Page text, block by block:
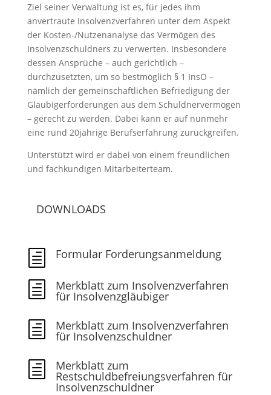
Ziel seiner Verwaltung ist es, für jedes ihm
anvertraute Insolvenzverfahren unter dem Aspekt
der Kosten-/Nutzenanalyse das Vermögen des
Insolvenzschuldners zu verwerten. Insbesondere
dessen Ansprüche – auch gerichtlich –
durchzusetzten, um so bestmöglich § 1 InsO –
nämlich der gemeinschaftlichen Befriedigung der
Gläubigerforderungen aus dem Schuldnervermögen
– gerecht zu werden. Dabei kann er auf nunmehr
eine rund 20jährige Berufserfahrung zurückgreifen.
Unterstützt wird er dabei von einem freundlichen
und fachkundigen Mitarbeiterteam.
DOWNLOADS
h Formular Forderungsanmeldung
h Merkblatt zum Insolvenzverfahren
für Insolvenzgläubiger
h Merkblatt zum Insolvenzverfahren
für Insolvenzschuldner
h Merkblatt zum
Restschuldbefreiungsverfahren für
Insolvenzschuldner